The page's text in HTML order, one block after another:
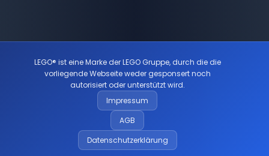
LEGO® ist eine Marke der LEGO Gruppe, durch die die
vorliegende Webseite weder gesponsert noch
autorisiert oder unterstützt wird.
Impressum
AGB
Datenschutzerklärung